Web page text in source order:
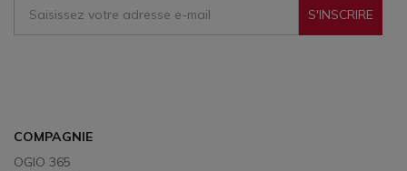
S'INSCRIRE
COMPAGNIE
OGIO 365